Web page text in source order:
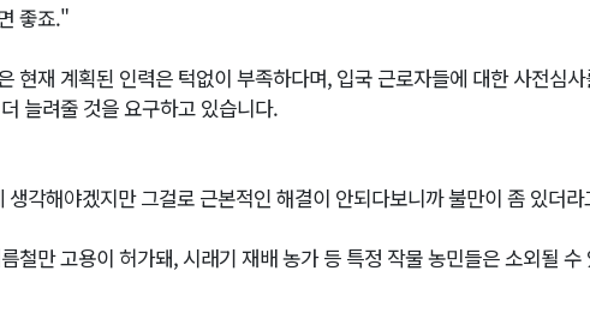
좋죠."
현재 계획된 인력은 턱없이 부족하다며, 입국 근로자들에 대한 사전심
늘려줄 것을 요구하고 있습니다.
생각해야겠지만 그걸로 근본적인 해결이 안되다보니까 불만이 좀 있더
철만 고용이 허가돼, 시래기 재배 농가 등 특정 작물 농민들은 소외될